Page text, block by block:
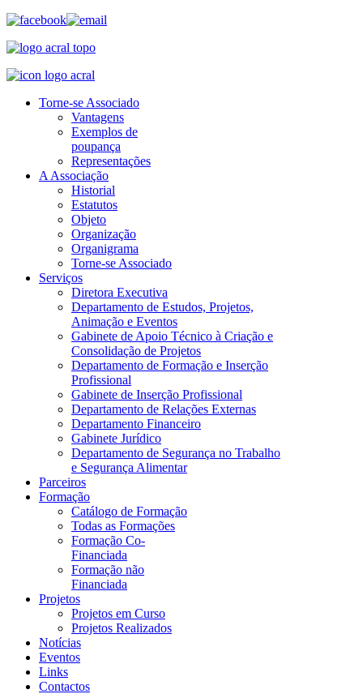
Torne-se Associado
Vantagens
Exemplos de
poupança
Representações
A Associação
Historial
Estatutos
Objeto
Organização
Organigrama
Torne-se Associado
Serviços
Diretora Executiva
Departamento de Estudos, Projetos,
Animação e Eventos
Gabinete de Apoio Técnico à Criação e
Consolidação de Projetos
Departamento de Formação e Inserção
Profissional
Gabinete de Inserção Profissional
Departamento de Relações Externas
Departamento Financeiro
Gabinete Jurídico
Departamento de Segurança no Trabalho
e Segurança Alimentar
Parceiros
Formação
Catálogo de Formação
Todas as Formações
Formação Co-
Financiada
Formação não
Financiada
Projetos
Projetos em Curso
Projetos Realizados
Notícias
Eventos
Links
Contactos